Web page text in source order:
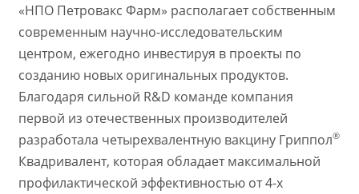
«НПО Петровакс Фарм» располагает собственным
современным научно-исследовательским
центром, ежегодно инвестируя в проекты по
созданию новых оригинальных продуктов.
Благодаря сильной R&D команде компания
первой из отечественных производителей
разработала четырехвалентную вакцину Гриппол®
Квадривалент, которая обладает максимальной
профилактической эффективностью от 4-х